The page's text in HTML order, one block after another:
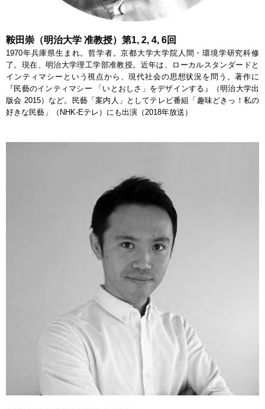
鞍田崇（明治大学 准教授）第1, 2, 4, 6回
1970年兵庫県生まれ。哲学者。京都大学大学院人間・環境学研究科修
了。現在、明治大学理工学部准教授。近年は、ローカルスタンダードと
インティマシーという視点から、現代社会の思想状況を問う。著作に
『民藝のインティマシー 「いとおしさ」をデザインする』（明治大学出
版会 2015）など。民藝「案内人」としてテレビ番組「趣味どきっ！私の
好きな民藝」（NHK-Eテレ）にも出演（2018年放送）